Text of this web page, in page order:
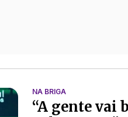
NA BRIGA
“A gente vai